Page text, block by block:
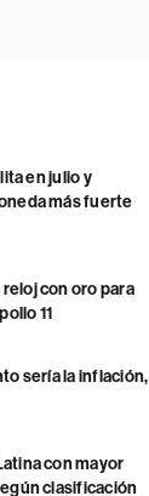
en julio y
más fuerte
con oro para
11
sería la inflación,
con mayor
clasificación